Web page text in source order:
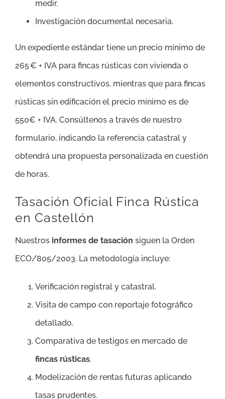
medir.
Investigación documental necesaria.
Un expediente estándar tiene un precio mínimo de
265 € + IVA para fincas rústicas con vivienda o
elementos constructivos, mientras que para fincas
rústicas sin edificación el precio mínimo es de
550€ + IVA. Consúltenos a través de nuestro
formulario, indicando la referencia catastral y
obtendrá una propuesta personalizada en cuestión
de horas.
Tasación Oficial Finca Rústica
en Castellón
Nuestros informes de tasación siguen la Orden
ECO/805/2003. La metodología incluye:
Verificación registral y catastral.
Visita de campo con reportaje fotográfico
detallado.
Comparativa de testigos en mercado de
fincas rústicas.
Modelización de rentas futuras aplicando
tasas prudentes.